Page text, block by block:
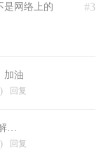
#3
是网络上的
加油
回复
…
回复